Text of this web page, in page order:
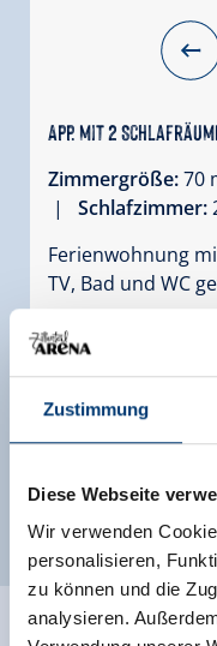
Zustimmung
Diese Webseite
Wir verwenden
personalisieren,
zu können und die
analysieren.
App. mit 2
Zimmergröße:70
|
Schlafzimmer:
Ferienwohnung
TV, Bad und WC
Ausstattung